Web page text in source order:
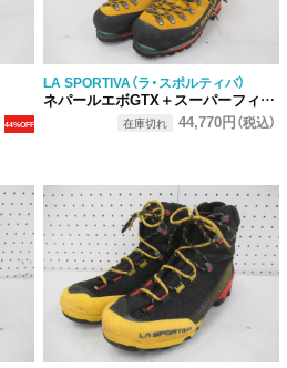
44%OFF
LA SPORTIVA（ラ・スポルティバ）
ネパールエボGTX＋スーパーフィート
在庫切れ 44,770円（税込）